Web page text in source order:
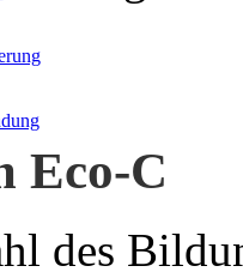
Eco-C
des